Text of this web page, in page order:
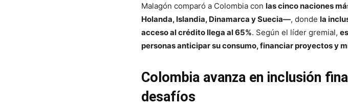
Malagón comparó a Colombia con las cinco naciones
Holanda, Islandia, Dinamarca y Suecia—, donde la
acceso al crédito llega al 65%. Según el líder gremial,
personas anticipar su consumo, financiar proyectos y
Colombia avanza en inclusión
desafíos